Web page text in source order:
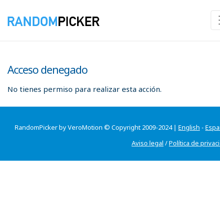
Acceso denegado
No tienes permiso para realizar esta acción.
RandomPicker by VeroMotion © Copyright 2009-2024 | English -
Aviso legal /Política de